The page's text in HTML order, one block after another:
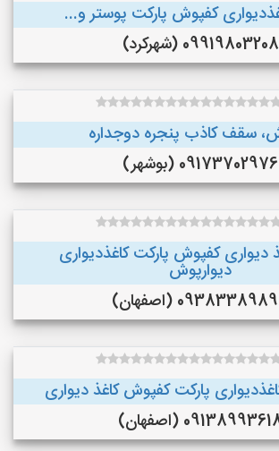
کفپوش پارکت پوستر و...
09919803208 (شهرکرد)
سقف کاذب پنجره دوجداره
09173702976 (بوشهر)
کفپوش پارکت کاغذدیواری
دیوارپوش
(اصفهان)
پارکت کفپوش کاغذ دیواری
(اصفهان)